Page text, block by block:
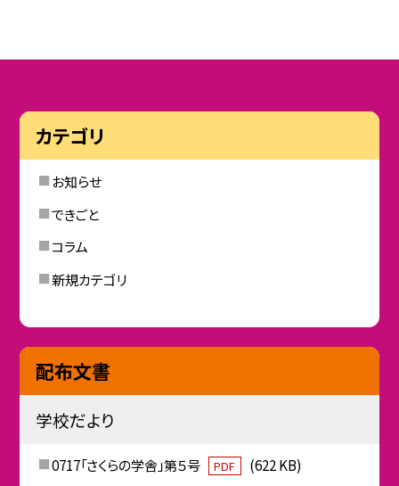
カテゴリ
お知らせ
できごと
コラム
新規カテゴリ
配布文書
学校だより
0717「さくらの学舎」第５号 PDF
(622 KB)